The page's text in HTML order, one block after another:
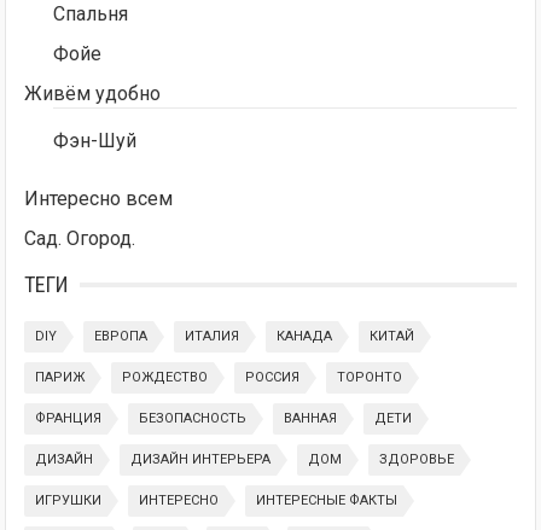
Спальня
Фойе
Живём удобно
Фэн-Шуй
Интересно всем
Сад. Огород.
ТЕГИ
DIY ЕВРОПА ИТАЛИЯ КАНАДА КИТАЙ
ПАРИЖ РОЖДЕСТВО РОССИЯ ТОРОНТО
ФРАНЦИЯ БЕЗОПАСНОСТЬ ВАННАЯ ДЕТИ
ДИЗАЙН ДИЗАЙН ИНТЕРЬЕРА ДОМ ЗДОРОВЬЕ
ИГРУШКИ ИНТЕРЕСНО ИНТЕРЕСНЫЕ ФАКТЫ